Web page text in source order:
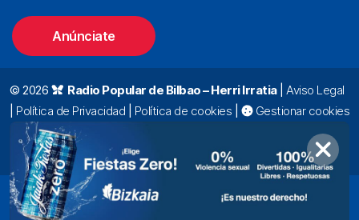
Anúnciate
© 2026 Radio Popular de Bilbao – Herri Irratia| Aviso Legal
Política de Privacidad Política de cookies
Gestionar cookies
Alda. Mazarredo, 47 – 7º 48009 Bilbao |
|
oyentes@radiopopular.com